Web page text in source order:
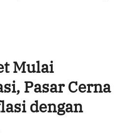
Mulai
Pasar Cerna
dengan